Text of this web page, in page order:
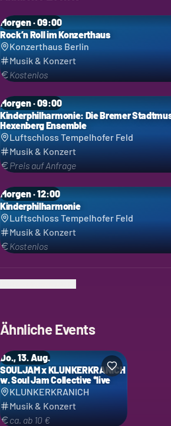
Morgen · 09:00
Rock’n Roll im Konzerthaus
Konzerthaus Berlin
Musik & Konzert
Kostenlos
Morgen · 09:00
Kinderphilharmonie: Die Bremer
Hexenberg Ensemble
Luftschloss Tempelhofer Feld
Musik & Konzert
Preis auf Anfrage
Morgen · 12:00
Kinderphilharmonie
Luftschloss Tempelhofer Feld
Musik & Konzert
Kostenlos
Ähnliche Events
Do., 13. Aug.
SOULJAM x KLUNKERKRANICH
w. Soul Jam Collective *live
KLUNKERKRANICH
Musik & Konzert
ca. ab 10 €